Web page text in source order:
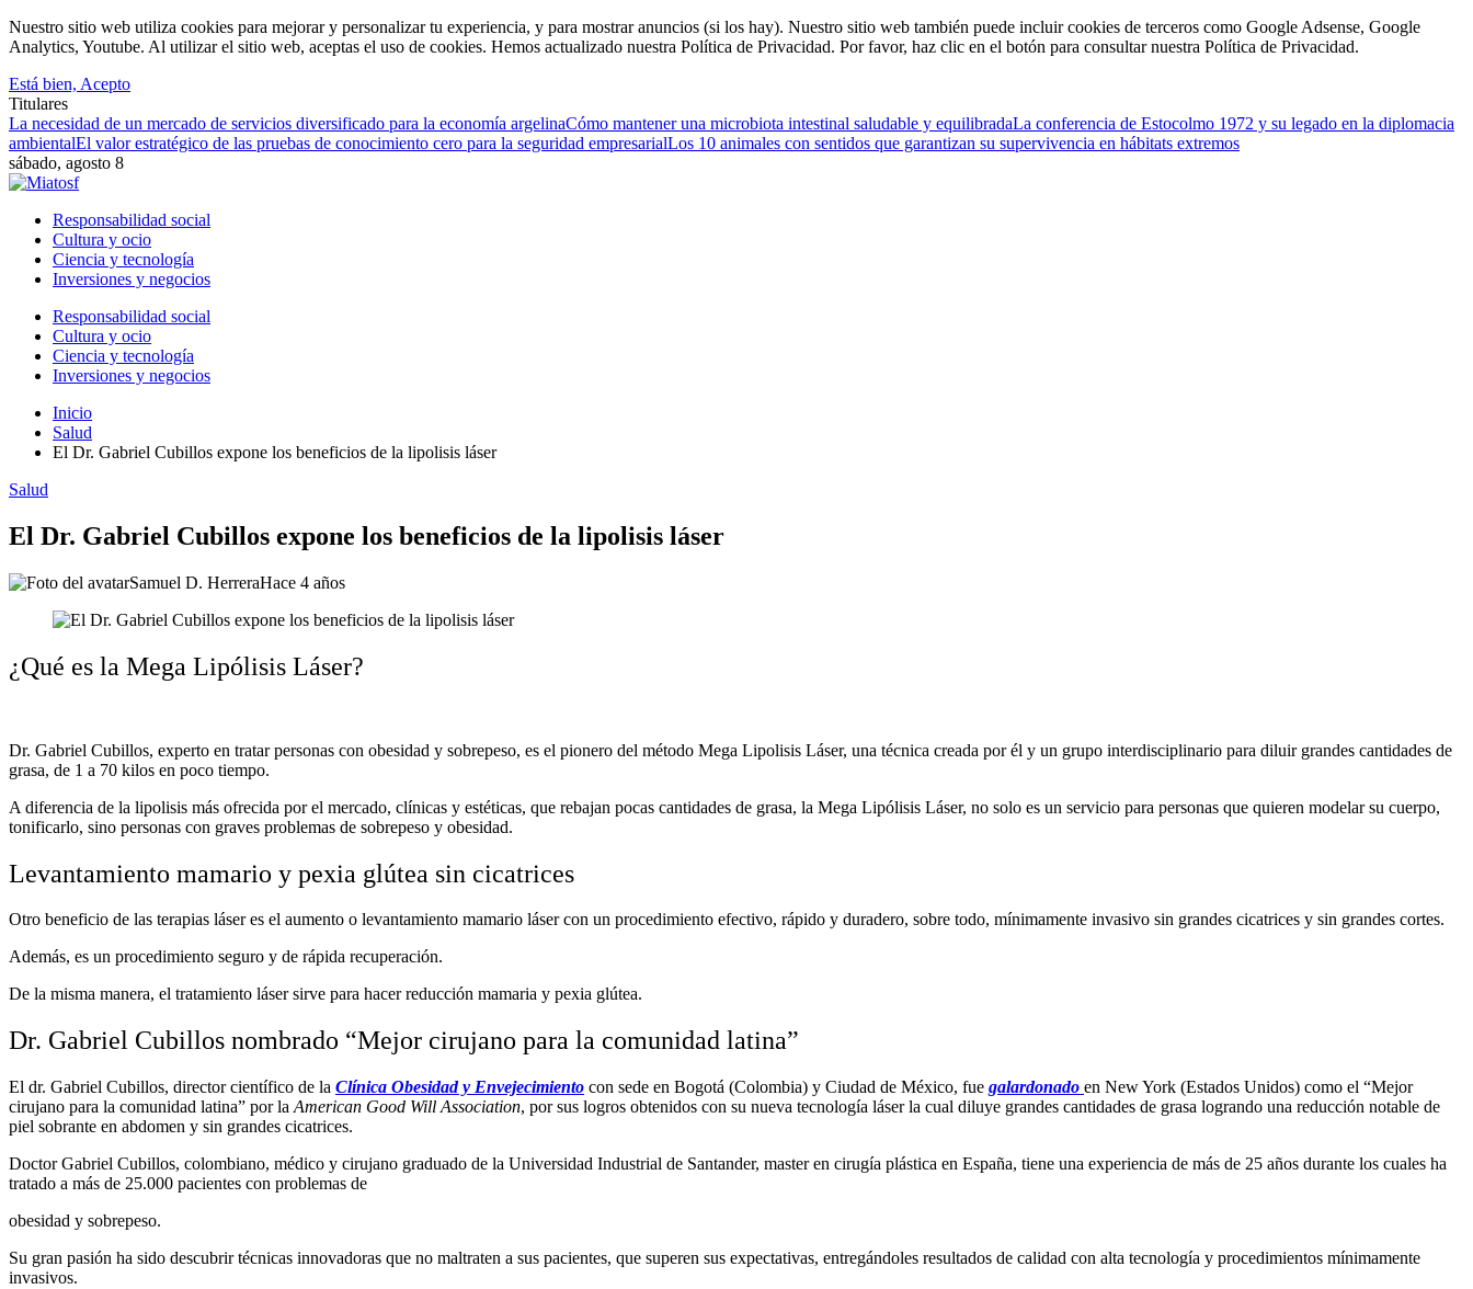
Nuestro sitio web utiliza cookies para mejorar y personalizar tu experiencia, y para mostrar anuncios (si los hay). Nuestro sitio web también puede incluir cookies de terceros como Google Adsense, Google
Analytics, Youtube. Al utilizar el sitio web, aceptas el uso de cookies. Hemos actualizado nuestra Política de Privacidad. Por favor, haz clic en el botón para consultar nuestra Política de Privacidad.
Está bien, Acepto
Titulares
La necesidad de un mercado de servicios diversificado para la economía argelinaCómo mantener una microbiota intestinal saludable y equilibradaLa conferencia de Estocolmo 1972 y su legado en la diplomacia
ambientalEl valor estratégico de las pruebas de conocimiento cero para la seguridad empresarialLos 10 animales con sentidos que garantizan su supervivencia en hábitats extremos
sábado, agosto 8
Responsabilidad social
Cultura y ocio
Ciencia y tecnología
Inversiones y negocios
Responsabilidad social
Cultura y ocio
Ciencia y tecnología
Inversiones y negocios
Inicio
Salud
El Dr. Gabriel Cubillos expone los beneficios de la lipolisis láser
Salud
El Dr. Gabriel Cubillos expone los beneficios de la lipolisis láser
Samuel D. HerreraHace 4 años
¿Qué es la Mega Lipólisis Láser?
Dr. Gabriel Cubillos, experto en tratar personas con obesidad y sobrepeso, es el pionero del método Mega Lipolisis Láser, una técnica creada por él y un grupo interdisciplinario para diluir grandes cantidades de
grasa, de 1 a 70 kilos en poco tiempo.
A diferencia de la lipolisis más ofrecida por el mercado, clínicas y estéticas, que rebajan pocas cantidades de grasa, la Mega Lipólisis Láser, no solo es un servicio para personas que quieren modelar su cuerpo,
tonificarlo, sino personas con graves problemas de sobrepeso y obesidad.
Levantamiento mamario y pexia glútea sin cicatrices
Otro beneficio de las terapias láser es el aumento o levantamiento mamario láser con un procedimiento efectivo, rápido y duradero, sobre todo, mínimamente invasivo sin grandes cicatrices y sin grandes cortes.
Además, es un procedimiento seguro y de rápida recuperación.
De la misma manera, el tratamiento láser sirve para hacer reducción mamaria y pexia glútea.
Dr. Gabriel Cubillos nombrado “Mejor cirujano para la comunidad latina”
El dr. Gabriel Cubillos, director científico de la Clínica Obesidad y Envejecimiento con sede en Bogotá (Colombia) y Ciudad de México, fue galardonado en New York (Estados Unidos) como el “Mejor
cirujano para la comunidad latina” por la American Good Will Association, por sus logros obtenidos con su nueva tecnología láser la cual diluye grandes cantidades de grasa logrando una reducción notable de
piel sobrante en abdomen y sin grandes cicatrices.
Doctor Gabriel Cubillos, colombiano, médico y cirujano graduado de la Universidad Industrial de Santander, master en cirugía plástica en España, tiene una experiencia de más de 25 años durante los cuales ha
tratado a más de 25.000 pacientes con problemas de
obesidad y sobrepeso.
Su gran pasión ha sido descubrir técnicas innovadoras que no maltraten a sus pacientes, que superen sus expectativas, entregándoles resultados de calidad con alta tecnología y procedimientos mínimamente
invasivos.